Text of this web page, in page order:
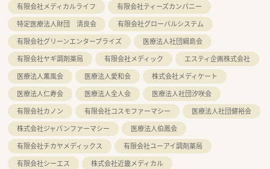
有限会社メディカルライフ
有限会社ティーズカンパニー
特定医療法人財団 清良会
有限会社グローバルシステム
有限会社グリーンエンタープライズ
医療法人社団綱島会
有限会社ヤギ調剤薬局
有限会社メディック
エスティ企画株式会社
医療法人薫風会
医療法人愛和会
株式会社メディケート
医療法人仁寿会
医療法人全人会
医療法人社団汐咲会
有限会社カノン
有限会社コスモファーマシー
医療法人社団健裕会
株式会社ジャパンファーマシー
医療法人伯鳳会
有限会社チカヤメディックス
有限会社ユーアイ調剤薬局
有限会社シーエス
株式会社近畿メディカル